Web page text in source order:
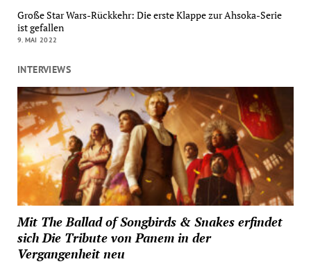
Große Star Wars-Rückkehr: Die erste Klappe zur Ahsoka-Serie
ist gefallen
9. MAI 2022
INTERVIEWS
Mit The Ballad of Songbirds & Snakes erfindet
sich Die Tribute von Panem in der
Vergangenheit neu